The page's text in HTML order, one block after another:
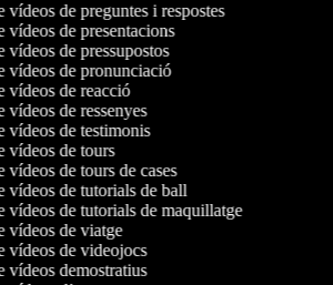
vídeos de preguntes i respostes
vídeos de presentacions
vídeos de pressupostos
vídeos de pronunciació
vídeos de reacció
vídeos de ressenyes
vídeos de testimonis
vídeos de tours
vídeos de tours de cases
vídeos de tutorials de ball
vídeos de tutorials de maquillatge
vídeos de viatge
vídeos de videojocs
vídeos demostratius